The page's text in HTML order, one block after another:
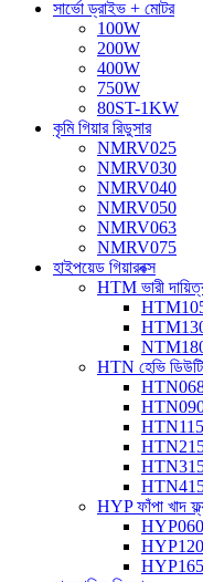
সার্ভো ড্রাইভ + মোটর
100W
200W
400W
750W
80ST-1KW
কৃমি গিয়ার রিডুসার
NMRV025
NMRV030
NMRV040
NMRV050
NMRV063
NMRV075
হাইপয়েড গিয়ারবক্স
HTM ভারী
HTN হেভি
HTN115
HYP ফাঁপা খাদ
HYP060
HYP120
HYP165